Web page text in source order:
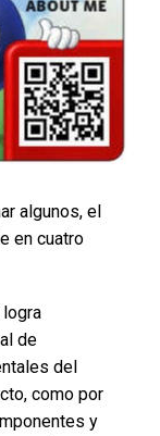
algunos, el
en cuatro
logra
de
del
como por
y